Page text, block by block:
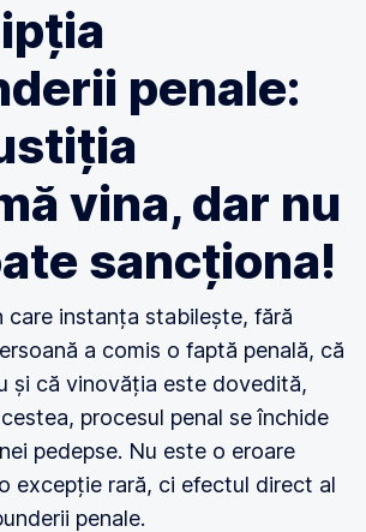
penale:
vina, dar nu
sancționa!
care instanța stabilește, fără
a comis o faptă penală, că
și că vinovăția este dovedită,
procesul penal se închide
pedepse. Nu este o eroare
excepție rară, ci efectul direct al
penale.